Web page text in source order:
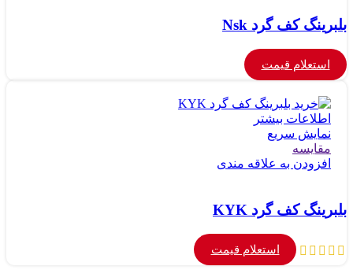
بلبرینگ کف گرد Nsk
استعلام قیمت
اطلاعات بیشتر
نمایش سریع
مقايسه
افزودن به علاقه مندی
بلبرینگ کف گرد KYK
استعلام قیمت